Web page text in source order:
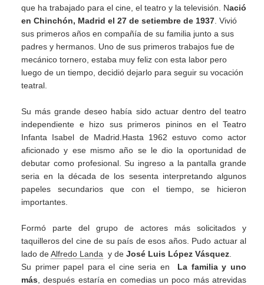
que ha trabajado para el cine, el teatro y la televisión. Nació
en Chinchón, Madrid el 27 de setiembre de 1937 . Vivió
sus primeros años en compañía de su familia junto a sus
padres y hermanos. Uno de sus primeros trabajos fue de
mecánico tornero, estaba muy feliz con esta labor pero
luego de un tiempo, decidió dejarlo para seguir su vocación
teatral.
Su más grande deseo había sido actuar dentro del teatro
independiente e hizo sus primeros pininos en el Teatro
Infanta Isabel de Madrid.Hasta 1962 estuvo como actor
aficionado y ese mismo año se le dio la oportunidad de
debutar como profesional. Su ingreso a la pantalla grande
seria en la década de los sesenta interpretando algunos
papeles secundarios que con el tiempo, se hicieron
importantes.
Formó parte del grupo de actores más solicitados y
taquilleros del cine de su país de esos años. Pudo actuar al
lado deAlfredo Landa y de José Luis López Vásquez
Su primer papel para el cine seria en La familia y uno
más , después estaría en comedias un poco más atrevidas